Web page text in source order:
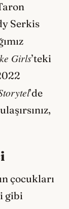
Serkis
Girls’teki
’de
çocukları
gibi